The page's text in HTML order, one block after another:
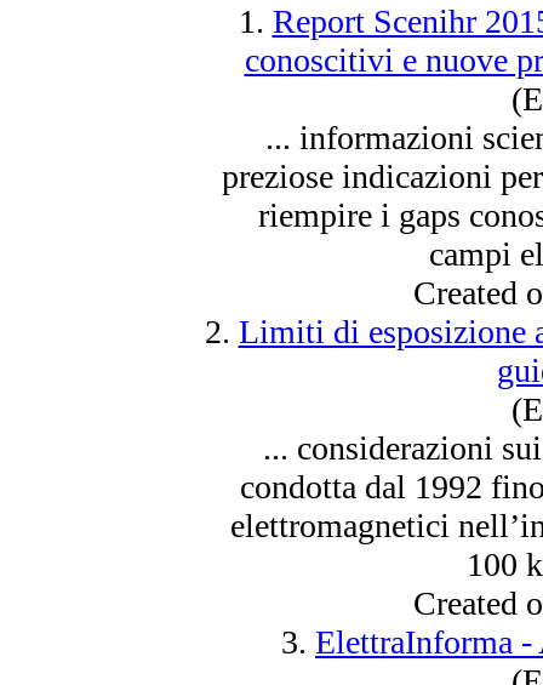
1. Report Scenihr
conoscitivi e nuove
... informazioni
preziose indicazioni
riempire i gaps
campi
Created
2. Limiti di esposizione
... considerazioni
condotta dal 1992
elettromagnetici
100
Created
3. ElettraInforma